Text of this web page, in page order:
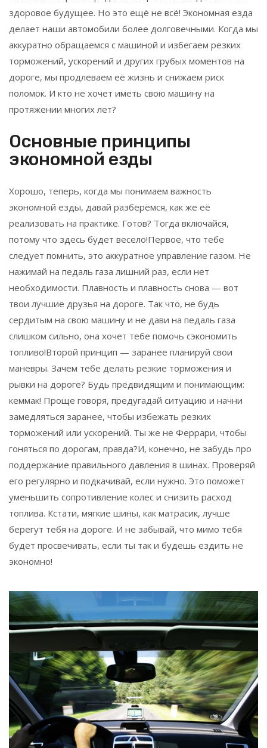
здоровое будущее. Но это ещё не всё! Экономная езда
делает наши автомобили более долговечными. Когда мы
аккуратно обращаемся с машиной и избегаем резких
торможений, ускорений и других грубых моментов на
дороге, мы продлеваем её жизнь и снижаем риск
поломок. И кто не хочет иметь свою машину на
протяжении многих лет?
Основные принципы
экономной езды
Хорошо, теперь, когда мы понимаем важность
экономной езды, давай разберёмся, как же её
реализовать на практике. Готов? Тогда включайся,
потому что здесь будет весело!Первое, что тебе
следует помнить, это аккуратное управление газом. Не
нажимай на педаль газа лишний раз, если нет
необходимости. Плавность и плавность снова — вот
твои лучшие друзья на дороге. Так что, не будь
сердитым на свою машину и не дави на педаль газа
слишком сильно, она хочет тебе помочь сэкономить
топливо!Второй принцип — заранее планируй свои
маневры. Зачем тебе делать резкие торможения и
рывки на дороге? Будь предвидящим и понимающим:
кеммак! Проще говоря, предугадай ситуацию и начни
замедляться заранее, чтобы избежать резких
торможений или ускорений. Ты же не Феррари, чтобы
гоняться по дорогам, правда?И, конечно, не забудь про
поддержание правильного давления в шинах. Проверяй
его регулярно и подкачивай, если нужно. Это поможет
уменьшить сопротивление колес и снизить расход
топлива. Кстати, мягкие шины, как матрасик, лучше
берегут тебя на дороге. И не забывай, что мимо тебя
будет просвечивать, если ты так и будешь ездить не
экономно!